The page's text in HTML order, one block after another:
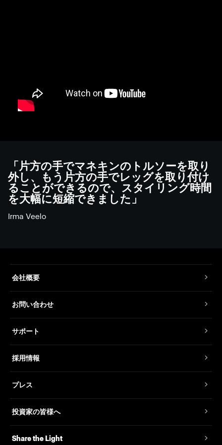
「片方の手でマネキンのトルソーを取り
外し、もう片方の手でレッグを取り付け
ることができるので、スタイリング時間
を大幅に短縮できました」
Irma Veelo
会社概要
お問い合わせ
サポート
採用情報
プレス
投資家の皆様へ
Share the Light